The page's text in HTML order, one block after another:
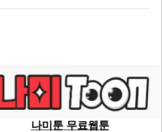
나미툰 무료웹툰